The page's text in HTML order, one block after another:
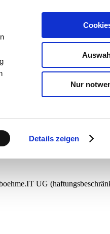
Details zeigen
Nur
UG